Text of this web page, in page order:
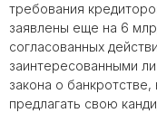
требования
заявлены еще на 6
согласованных
заинтересованными
закона о
предлагать свою